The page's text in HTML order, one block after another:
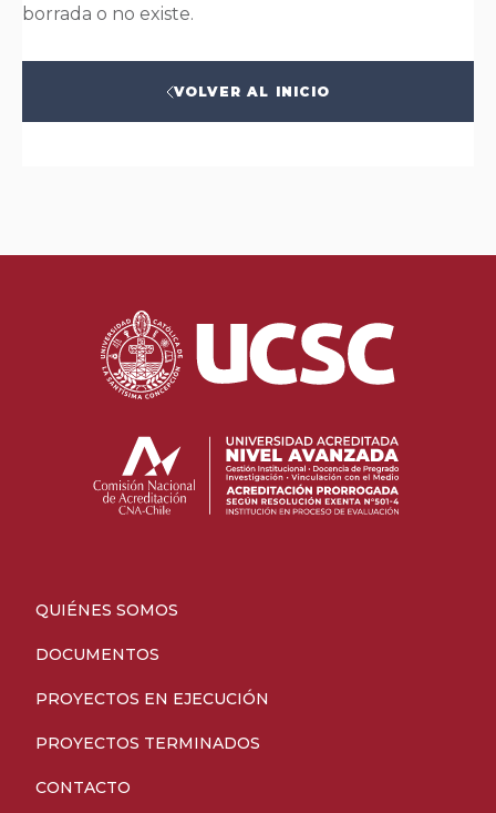
borrada o no existe.
VOLVER AL INICIO
QUIÉNES SOMOS
DOCUMENTOS
PROYECTOS EN EJECUCIÓN
PROYECTOS TERMINADOS
CONTACTO